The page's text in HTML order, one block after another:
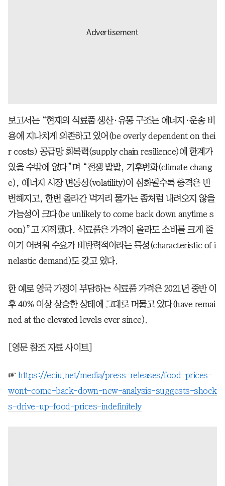
보고서는 “현재의 식료품 생산·유통 구조는 에너지·운송 비
용에 지나치게 의존하고 있어(be overly dependent on thei
r costs) 공급망 회복력(supply chain resilience)에 한계가
있을 수밖에 없다”며 “전쟁 발발, 기후변화(climate chang
e), 에너지 시장 변동성(volatility)이 심화될수록 충격은 빈
번해지고, 한번 올라간 먹거리 물가는 좀처럼 내려오지 않을
가능성이 크다(be unlikely to come back down anytime s
oon)”고 지적했다. 식료품은 가격이 올라도 소비를 크게 줄
이기 어려워 수요가 비탄력적이라는 특성(characteristic of i
nelastic demand)도 갖고 있다.
한 예로 영국 가정이 부담하는 식료품 가격은 2021년 중반 이
후 40% 이상 상승한 상태에 그대로 머물고 있다(have remai
ned at the elevated levels ever since).
[영문 참조 자료 사이트]
☞ https://eciu.net/media/press-releases/food-prices-
wont-come-back-down-new-analysis-suggests-shock
s-drive-up-food-prices-indefinitely